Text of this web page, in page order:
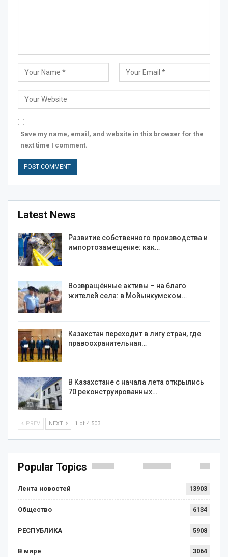
Save my name, email, and website in this browser for the
next time I comment.
Latest News
Развитие собственного производства и
импортозамещение: как…
Возвращённые активы – на благо
жителей села: в Мойынкумском…
Казахстан переходит в лигу стран, где
правоохранительная…
В Казахстане с начала лета открылись
70 реконструированных…
PREV NEXT 1 of 4 503
Popular Topics
Лента новостей 13903
Общество 6134
РЕСПУБЛИКА 5908
В мире 3064